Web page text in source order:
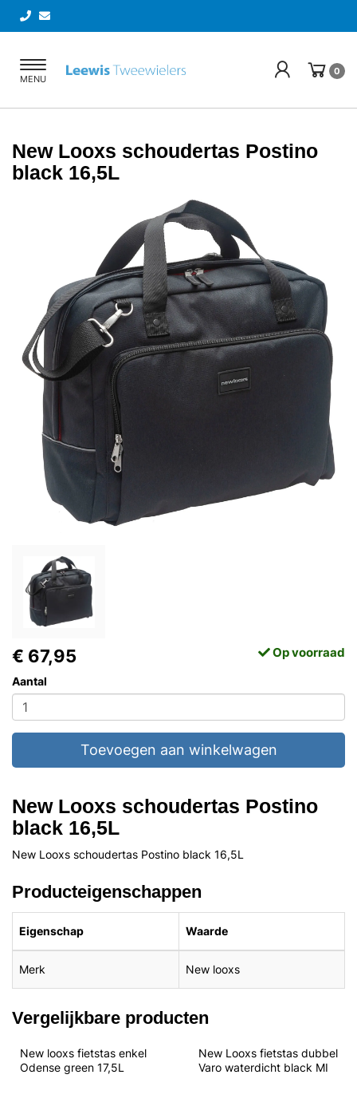
Toggle
navigation
MENU
0
New Looxs schoudertas Postino
black 16,5L
€ 67,95 Op voorraad
Aantal
Toevoegen aan winkelwagen
New Looxs schoudertas Postino
black 16,5L
New Looxs schoudertas Postino black 16,5L
Producteigenschappen
Eigenschap Waarde
Merk New looxs
Vergelijkbare producten
New looxs fietstas enkel
Odense green 17,5L
New Looxs fietstas dubbel
Varo waterdicht black MI